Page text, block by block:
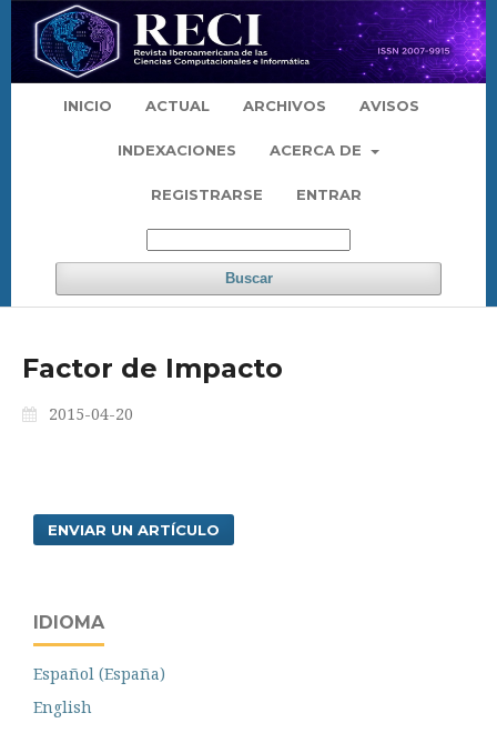
INICIO ACTUAL ARCHIVOS AVISOS
INDEXACIONES ACERCA DE
REGISTRARSE ENTRAR
Buscar
Factor de Impacto
2015-04-20
ENVIAR UN ARTÍCULO
IDIOMA
Español (España)
English